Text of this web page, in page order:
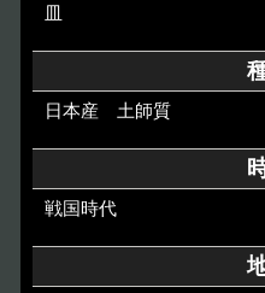
イベント
デジタルアーカイブ
皿
日本産 土師質
戦国時代